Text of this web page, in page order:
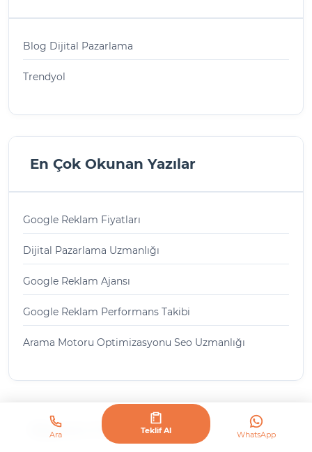
Blog Dijital Pazarlama
Trendyol
En Çok Okunan Yazılar
Google Reklam Fiyatları
Dijital Pazarlama Uzmanlığı
Google Reklam Ajansı
Google Reklam Performans Takibi
Arama Motoru Optimizasyonu Seo Uzmanlığı
Başvuru Formu
Ara Teklif Al WhatsApp